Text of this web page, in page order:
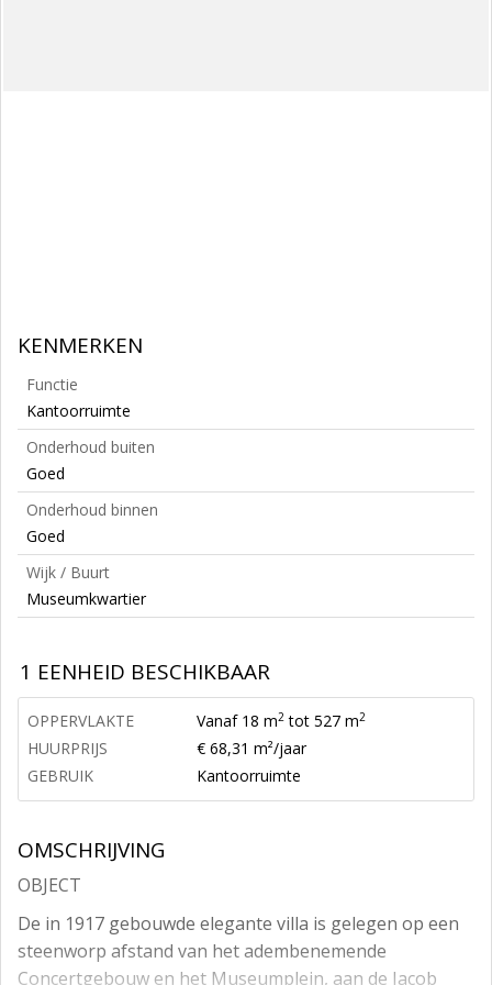
KENMERKEN
Functie
Kantoorruimte
Onderhoud buiten
Goed
Onderhoud binnen
Goed
Wijk / Buurt
Museumkwartier
1 EENHEID BESCHIKBAAR
OPPERVLAKTE Vanaf 18 m2 tot 527 m2
HUURPRIJS
€ 68,31 m²/jaar
GEBRUIK
Kantoorruimte
OMSCHRIJVING
OBJECT
De in 1917 gebouwde elegante villa is gelegen op een
steenworp afstand van het adembenemende
Concertgebouw en het Museumplein, aan de Jacob